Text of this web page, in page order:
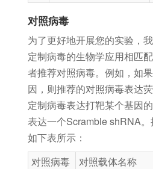
对照病毒
为了更好地开展您的实验，
定制病毒的生物学应用相匹
者推荐对照病毒。例如，如
因，则推荐的对照病毒表达
定制病毒表达打靶某个基因
表达一个Scramble shRNA
如下表所示：
对照病毒
对照载体名称